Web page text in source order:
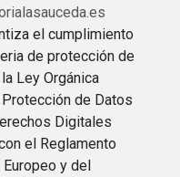
el cumplimiento
de protección de
Ley Orgánica
de Datos
Digitales
el Reglamento
y del